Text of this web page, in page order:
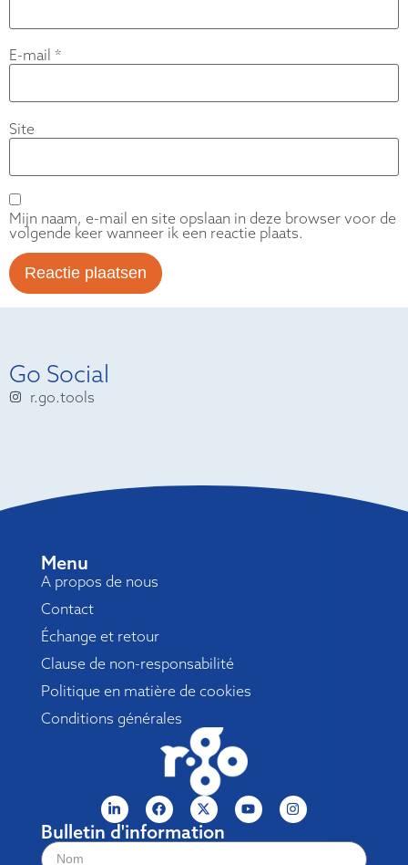
E-mail *
Site
Mijn naam, e-mail en site opslaan in deze browser voor de
volgende keer wanneer ik een reactie plaats.
Go Social
r.go.tools
Menu
A propos de nous
Contact
Échange et retour
Clause de non-responsabilité
Politique en matière de cookies
Conditions générales
Bulletin d'information